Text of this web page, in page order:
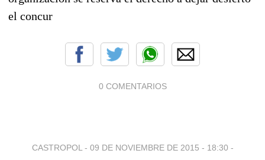
el concur
0 COMENTARIOS
CASTROPOL - 09 DE NOVIEMBRE DE 2015 - 18:30 -